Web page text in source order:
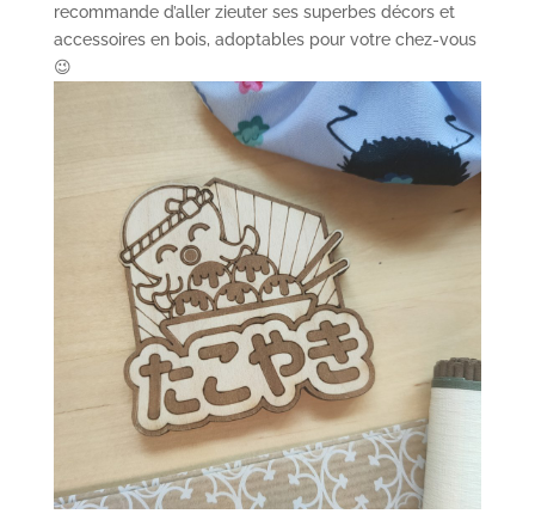
recommande d’aller zieuter ses superbes décors et
accessoires en bois, adoptables pour votre chez-vous
😉